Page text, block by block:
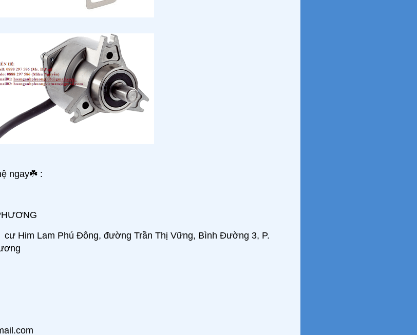
ngay☘ ️ :
Him Lam Phú Đông, đường Trần Thị Vững, Bình Đường 3, P.